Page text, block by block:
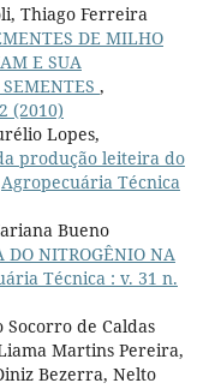
Thiago Ferreira
DE MILHO
E SUA
,
(2010)
Lopes,
produção leiteira do
Agropecuária Técnica
Bueno
DO NITROGÊNIO NA
Técnica : v. 31 n.
de Caldas
Martins Pereira,
Bezerra, Nelto